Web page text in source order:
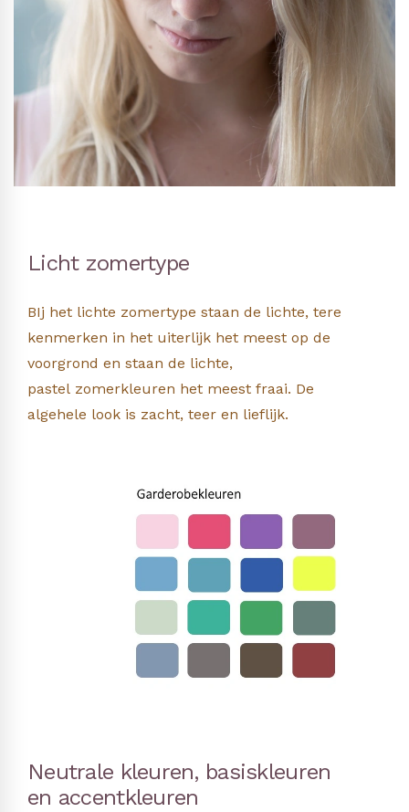
Licht zomertype
BIj het lichte zomertype staan de lichte, tere
kenmerken in het uiterlijk het meest op de
voorgrond en staan de lichte,
pastel zomerkleuren het meest fraai. De
algehele look is zacht, teer en lieflijk.
Neutrale kleuren, basiskleuren
en accentkleuren